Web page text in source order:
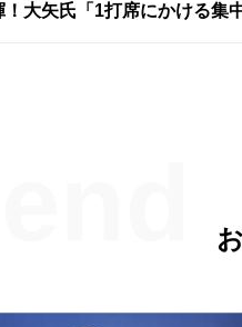
大矢氏「1打席にかける